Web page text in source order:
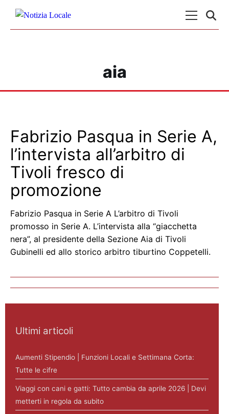
aia
Fabrizio Pasqua in Serie A,
l’intervista all’arbitro di
Tivoli fresco di
promozione
Fabrizio Pasqua in Serie A L’arbitro di Tivoli
promosso in Serie A. L’intervista alla “giacchetta
nera”, al presidente della Sezione Aia di Tivoli
Gubinelli ed allo storico arbitro tiburtino Coppetelli.
Ultimi articoli
Aumenti Stipendio | Funzioni Locali e Settimana Corta:
Tutte le cifre
Viaggi con cani e gatti: Tutto cambia da aprile 2026 | Devi
metterti in regola da subito